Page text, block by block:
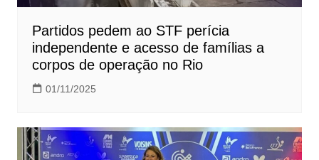
Partidos pedem ao STF perícia
independente e acesso de famílias a
corpos de operação no Rio
01/11/2025